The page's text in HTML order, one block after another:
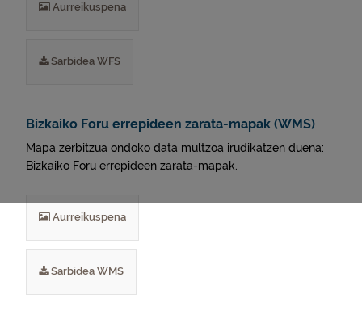
Aurreikuspena
Sarbidea WFS
Bizkaiko Foru errepideen zarata-mapak (WMS)
Mapa zerbitzua ondoko data multzoa irudikatzen duena:
Bizkaiko Foru errepideen zarata-mapak.
Aurreikuspena
Sarbidea WMS